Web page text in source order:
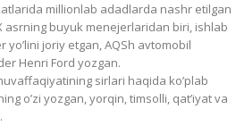
millionlab adadlarda nashr etilgan
asrning buyuk menejerlaridan biri, ishlab
joriy etgan, АQSh avtomobil
Henri Ford yozgan.
sirlari haqida koʼplab
oʼzi yozgan, yorqin, timsolli, qatʼiyat va